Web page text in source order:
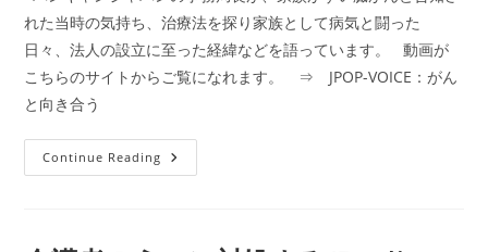
さ
ん
の
た
め
安
全
対
れた当時の気持ち、治療法を探り家族として病気と闘った
日々、法人の設立に至った経緯などを語っています。 動画が
こちらのサイトからご覧になれます。 ⇒ JPOP-VOICE：がん
と向き合う
Continue Reading 「家
族